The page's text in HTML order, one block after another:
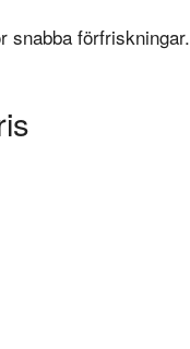
snabba förfriskningar.